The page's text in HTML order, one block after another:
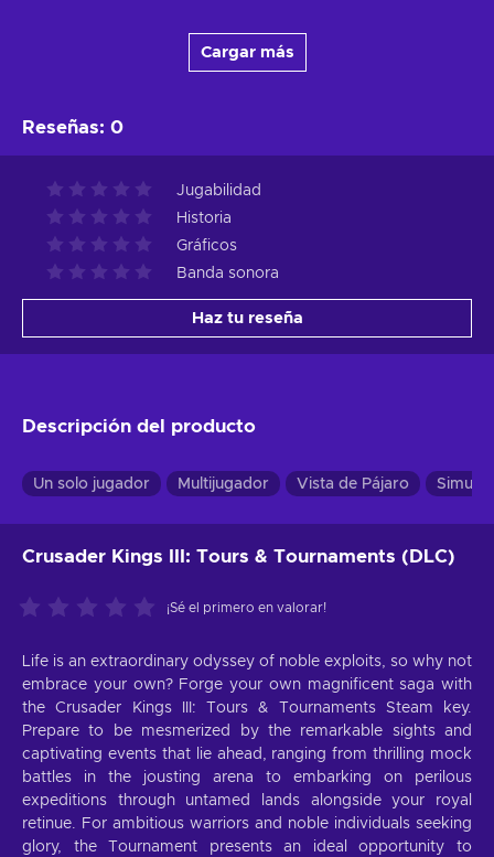
Cargar más
Reseñas: 0
Jugabilidad
Historia
Gráficos
Banda sonora
Haz tu reseña
Descripción del producto
Un solo jugador Multijugador Vista de Pájaro
Crusader Kings III: Tours & Tournaments (DLC)
¡Sé el primero en valorar!
Life is an extraordinary odyssey of noble exploits, so why not
embrace your own? Forge your own magnificent saga with
the Crusader Kings III: Tours & Tournaments Steam key.
Prepare to be mesmerized by the remarkable sights and
captivating events that lie ahead, ranging from thrilling mock
battles in the jousting arena to embarking on perilous
expeditions through untamed lands alongside your royal
retinue. For ambitious warriors and noble individuals seeking
glory, the Tournament presents an ideal opportunity to